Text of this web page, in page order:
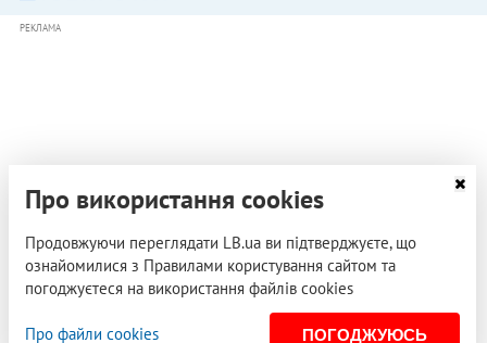
РЕКЛАМА
Про використання cookies
Продовжуючи переглядати LB.ua ви підтверджуєте, що
ознайомилися з Правилами користування сайтом та
погоджуєтеся на використання файлів cookies
Про файли cookies ПОГОДЖУЮСЬ